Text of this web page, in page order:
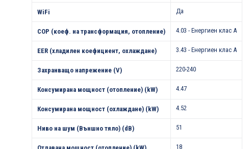
WiFi Да
COP (коеф. на трансформация, отопление) 4.03 - Енергиен клас А
EER (хладилен коефициент, охлаждане) 3.43 - Енергиен клас A
Захранващо напрежение (V) 220-240
Консумирана мощност (отопление) (kW) 4.47
Консумирана мощност (охлаждане) (kW) 4.52
Ниво на шум (Външно тяло) (dB) 51
18